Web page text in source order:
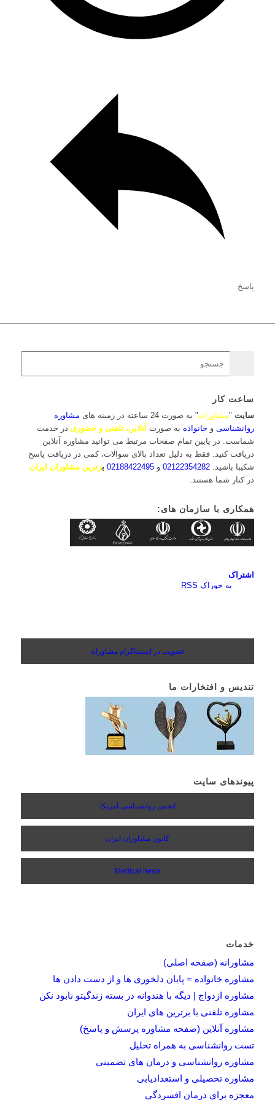
پاسخ
ساعت کار
سایت"مشاورانه" به صورت 24 ساعته در زمینه های
مشاوره
روانشناسی و خانواده به صورتآنلاین، تلفنی و حضوری در خدمت
شماست. در پایین تمام صفحات مرتبط می توانید مشاوره آنلاین
دریافت کنید. فقط به دلیل تعداد بالای سوالات، کمی در دریافت پاسخ
شکیبا باشید. 02122354282و 02188422495 برترین مشاوران ایران
در کنار شما هستند.
همکاری با سازمان های:
اشتراک
به خوراک RSS
عضویت در اینستاگرام مشاورانه
تندیس و افتخارات ما
پیوندهای سایت
انجمن روانشناسی آمریکا
کانون مشاوران ایران
Medical news
خدمات
مشاورانه (صفحه اصلی)
مشاوره خانواده = پایان دلخوری ها و از دست دادن ها
مشاوره ازدواج | دیگه با هندوانه در بسته زندگیتو نابود نکن
مشاوره تلفنی با برترین های ایران
مشاوره آنلاین (صفحه مشاوره پرسش و پاسخ)
تست روانشناسی به همراه تحلیل
مشاوره روانشناسی و درمان های تضمینی
مشاوره تحصیلی و استعدادیابی
معجزه برای درمان افسردگی